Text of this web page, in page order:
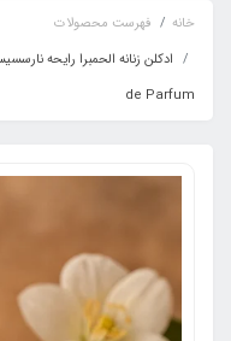
خانه
فهرست محصولات
de Parfum